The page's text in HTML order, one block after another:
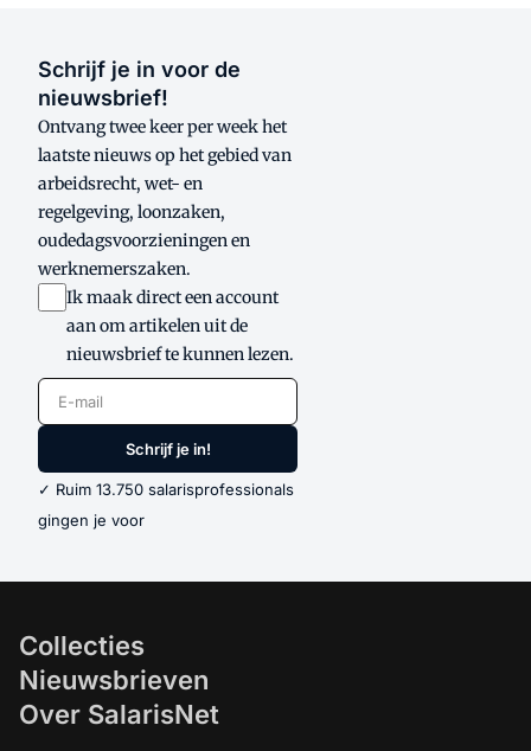
Schrijf je in voor de
nieuwsbrief!
Ontvang twee keer per week het
laatste nieuws op het gebied van
arbeidsrecht, wet- en
regelgeving, loonzaken,
oudedagsvoorzieningen en
werknemerszaken.
Ik maak direct een account
aan om artikelen uit de
nieuwsbrief te kunnen lezen.
E-mail
Schrijf je in!
✓ Ruim 13.750 salarisprofessionals
gingen je voor
Collecties
Nieuwsbrieven
Over SalarisNet